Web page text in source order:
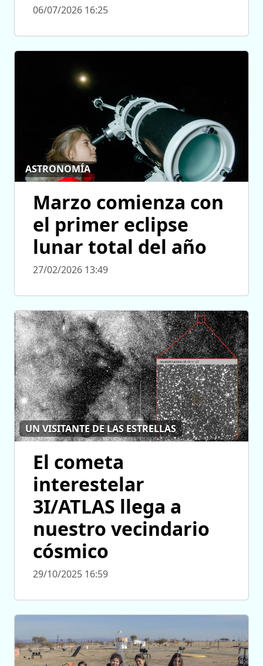
06/07/2026 16:25
ASTRONOMÍA
Marzo comienza con
el primer eclipse
lunar total del año
27/02/2026 13:49
UN VISITANTE DE LAS ESTRELLAS
El cometa
interestelar
3I/ATLAS llega a
nuestro vecindario
cósmico
29/10/2025 16:59